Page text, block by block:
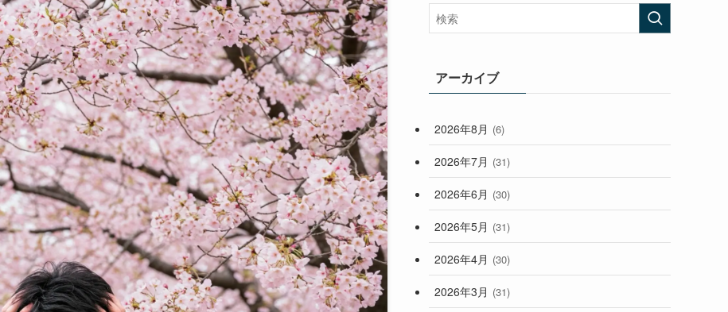
(33)
(248)
(473)
アーカイブ
2026年8月 (6)
2026年7月 (31)
2026年6月 (30)
2026年5月 (31)
2026年4月 (30)
2026年3月 (31)